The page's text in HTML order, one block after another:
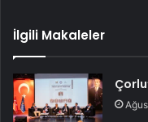
İlgili Makaleler